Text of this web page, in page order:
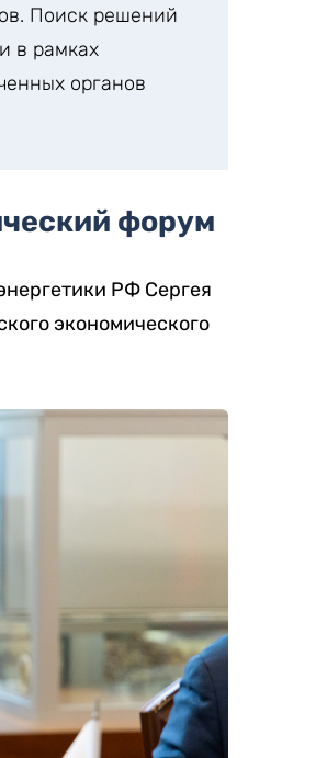
Поиск решений
в рамках
органов
форум
РФ Сергея
экономического